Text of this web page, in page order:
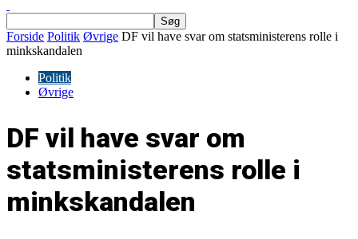
Forside Politik Øvrige DF vil have svar om statsministerens rolle i
minkskandalen
Politik
Øvrige
DF vil have svar om
statsministerens rolle i
minkskandalen